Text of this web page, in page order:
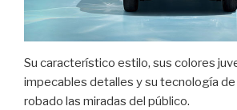
Su característico estilo, sus colores
impecables detalles y su tecnología de
robado las miradas del público.